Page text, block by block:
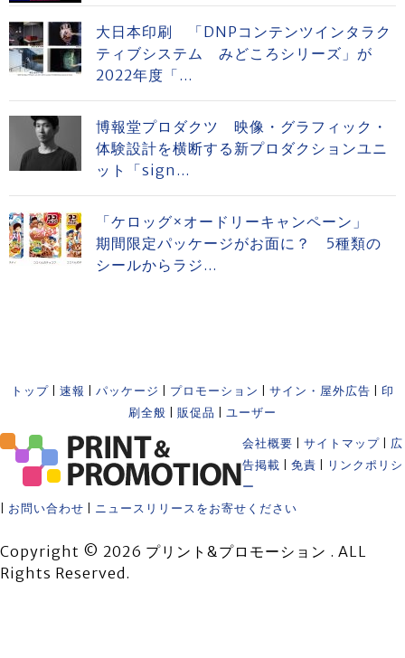
大日本印刷 「DNPコンテンツインタラク
ティブシステム みどころシリーズ」が
2022年度「...
博報堂プロダクツ 映像・グラフィック・
体験設計を横断する新プロダクションユニ
ット「sign...
「ケロッグ×オードリーキャンペーン」
期間限定パッケージがお面に？ 5種類の
シールからラジ...
トップ 速報 パッケージ プロモーション サイン・屋外広告
印
刷全般
販促品 ユーザー
会社概要 サイトマップ
広
告掲載
免責
リンクポリシ
ー
お問い合わせ ニュースリリースをお寄せください
Copyright © 2026 プリント&プロモーション . ALL
Rights Reserved.